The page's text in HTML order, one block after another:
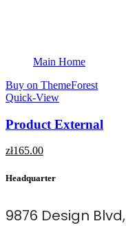
Main Home
Buy on ThemeForest
Quick-View
Product External
zł165.00
Headquarter
9876 Design Blvd,